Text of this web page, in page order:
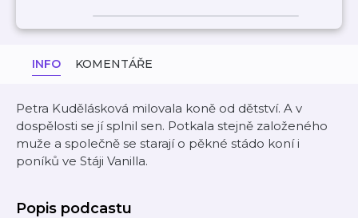
INFO KOMENTÁŘE
Petra Kudělásková milovala koně od dětství. A v
dospělosti se jí splnil sen. Potkala stejně založeného
muže a společně se starají o pěkné stádo koní i
poníků ve Stáji Vanilla.
Popis podcastu